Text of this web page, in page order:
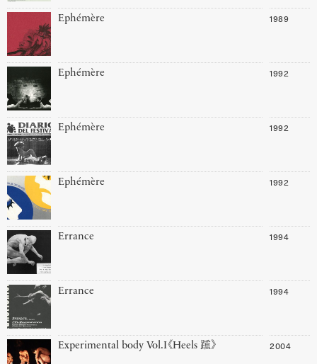
Ephémère 1989
Ephémère 1992
Ephémère 1992
Ephémère 1992
Errance 1994
Errance 1994
Experimental body Vol.I《Heels 踵》 2004